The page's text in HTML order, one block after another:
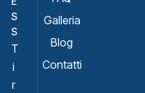
Galleria
Blog
Contatti
S
S
T
i
r